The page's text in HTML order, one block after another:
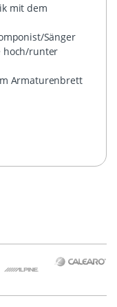
mit dem
Sänger
hoch/runter
Armaturenbrett